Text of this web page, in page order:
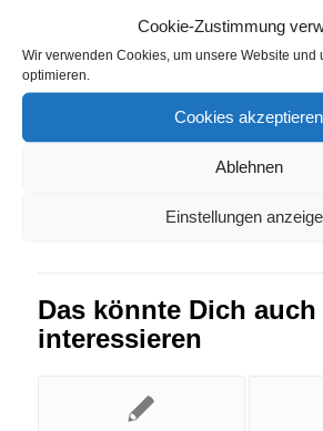
Cookie-Zustimmung
Wir verwenden Cookies, um unsere Website und
optimieren.
Cookies akzeptieren
Ablehnen
Einstellungen
Eintrag teilen
Das könnte Dich auch
interessieren